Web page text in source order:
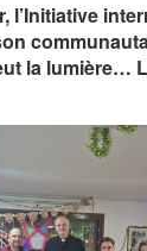
l’Initiative
la lumière…